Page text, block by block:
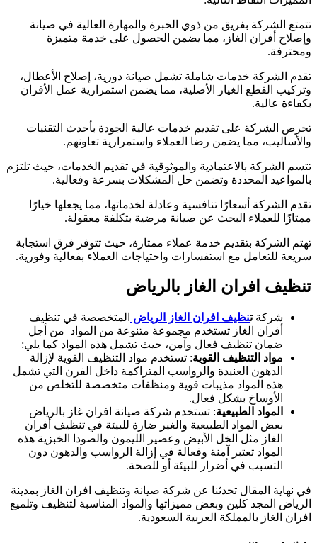
تتمتع الشركة بفريق من ذوي الخبرة والمهارة العالية في صيانة
وإصلاح أفران الغاز، مما يضمن الحصول على خدمة متميزة
ومحترفة.
تقدم الشركة خدمات شاملة تشمل صيانة دورية، إصلاح الأعطال،
وتركيب القطع الغيار الأصلية، مما يضمن استمرارية عمل الأفران
بكفاءة عالية.
تحرص الشركة على تقديم خدمات عالية الجودة بأحدث التقنيات
والأساليب، مما يضمن رضا العملاء واستمرارية تعاونهم.
تتسم الشركة بالاعتمادية والموثوقية في تقديم الخدمات، حيث تلتزم
بالمواعيد المحددة وتضمن حل المشكلات بسرعة وفعالية.
تقدم الشركة أسعارًا تنافسية وعادلة لخدماتها، مما يجعلها خيارًا
ممتازًا للعملاء البحث عن صيانة مرضية بتكلفة معقولة.
تهتم الشركة بتقديم خدمة عملاء ممتازة، حيث تتوفر فرق استجابة
سريعة للتعامل مع استفسارات واحتياجات العملاء بفعالية وفورية.
تنظيف افران الغاز بالرياض
شركةتنظيف افران الغاز الرياض المتخصصة في تنظيف
أفران الغاز تستخدم مجموعة متنوعة من المواد من أجل
ضمان تنظيف فعال وآمن، حيث تشمل هذه المواد كما يلي:
مواد التنظيف القوية: تستخدم مواد التنظيف القوية لإزالة
الدهون العنيدة والرواسب المتراكمة داخل الفرن التي تشمل
هذه المواد مذيبات قوية ومنظفات متخصصة للتخلص من
الأوساخ بشكل فعال.
المواد الطبيعية: تستخدم شركة صيانة افران غاز بالرياض
بعض المواد الطبيعية والغير ضارة للبيئة في تنظيف أفران
الغاز مثل الخل الأبيض وعصير الليمون والصودا الخبزية هذه
المواد تعتبر آمنة وفعالة في إزالة الرواسب والدهون دون
التسبب في أضرار للبيئة أو للصحة.
في نهاية المقال تحدثنا عن شركة صيانة وتنظيف افران الغاز بمدينة
الرياض المجد كلين وبعض مميزاتها والمواد المناسبة لتنظيف وتلميع
افران الغاز بالمملكة العربية السعودية.